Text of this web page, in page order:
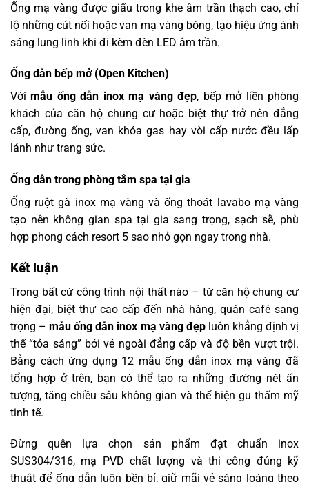
Ống mạ vàng được giấu trong khe âm trần thạch cao, chỉ
lộ những cút nối hoặc van mạ vàng bóng, tạo hiệu ứng ánh
sáng lung linh khi đi kèm đèn LED âm trần.
Ống dẫn bếp mở (Open Kitchen)
Vớimẫu ống dẫn inox mạ vàng đẹp, bếp mở liền phòng
khách của căn hộ chung cư hoặc biệt thự trở nên đẳng
cấp, đường ống, van khóa gas hay vòi cấp nước đều lấp
lánh như trang sức.
Ống dẫn trong phòng tắm spa tại gia
Ống ruột gà inox mạ vàng và ống thoát lavabo mạ vàng
tạo nên không gian spa tại gia sang trọng, sạch sẽ, phù
hợp phong cách resort 5 sao nhỏ gọn ngay trong nhà.
Kết luận
Trong bất cứ công trình nội thất nào – từ căn hộ chung cư
hiện đại, biệt thự cao cấp đến nhà hàng, quán café sang
trọng –mẫu ống dẫn inox mạ vàng đẹpluôn khẳng định vị
thế “tỏa sáng” bởi vẻ ngoài đẳng cấp và độ bền vượt trội.
Bằng cách ứng dụng 12 mẫu ống dẫn inox mạ vàng đã
tổng hợp ở trên, bạn có thể tạo ra những đường nét ấn
tượng, tăng chiều sâu không gian và thể hiện gu thẩm mỹ
tinh tế.
Đừng quên lựa chọn sản phẩm đạt chuẩn inox
SUS304/316, mạ PVD chất lượng và thi công đúng kỹ
thuật để ống dẫn luôn bền bỉ, giữ mãi vẻ sáng loáng theo